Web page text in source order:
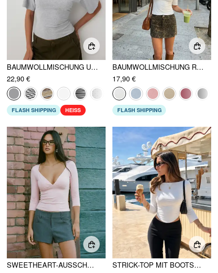
BAUMWOLLMISCHUNG U-AUSSCHNITT KURZE GLOCKENÄRMEL T-SHIRT
22,90 €
FLASH SHIPPING HEISS
BAUMWOLLMISCHUNG RUNDHALSAUSSCHNITT MITTELÄRMEL T-SHIRT
17,90 €
FLASH SHIPPING
SWEETHEART-AUSSCHNITT, GERAFFTES MODAL-T-SHIRT, 3/4-ÄRMEL
STRICK-TOP MIT BOOTSAUSSCHNITT, CURVED-SAUM UND 3/4-ÄRMELN